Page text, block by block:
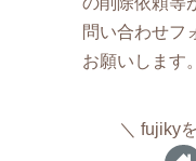
問い合わせフ
お願いします。
fujiky